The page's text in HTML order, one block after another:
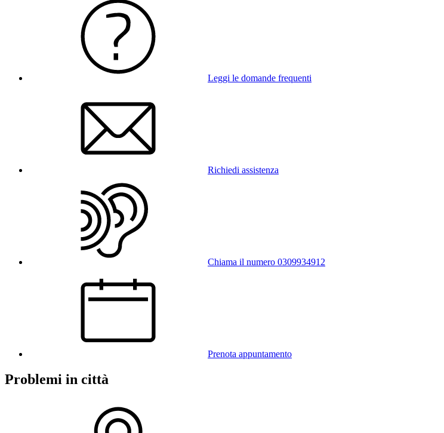
Leggi le domande frequenti
Richiedi assistenza
Chiama il numero 0309934912
Prenota appuntamento
Problemi in città